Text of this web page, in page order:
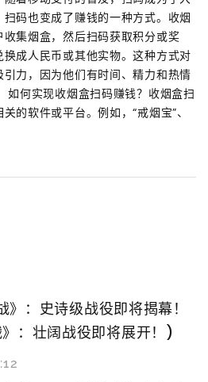
码也变成了赚钱的一种方式。收烟
集烟盒，然后扫码获取积分或奖
成人民币或其他实物。这种方式对
力，因为他们有时间、精力和热情
如何实现收烟盒扫码赚钱？收烟盒扫
的软件或平台。例如，“戒烟宝”、
：史诗级战役即将揭幕！
：壮阔战役即将展开！)